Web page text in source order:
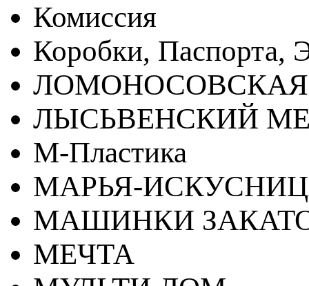
Комиссия
Коробки, Паспорта,
ЛЫСЬВЕНСКИЙ
М-Пластика
МАРЬЯ-
МАШИНКИ
МЕЧТА